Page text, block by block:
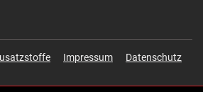
Impressum Datenschutz